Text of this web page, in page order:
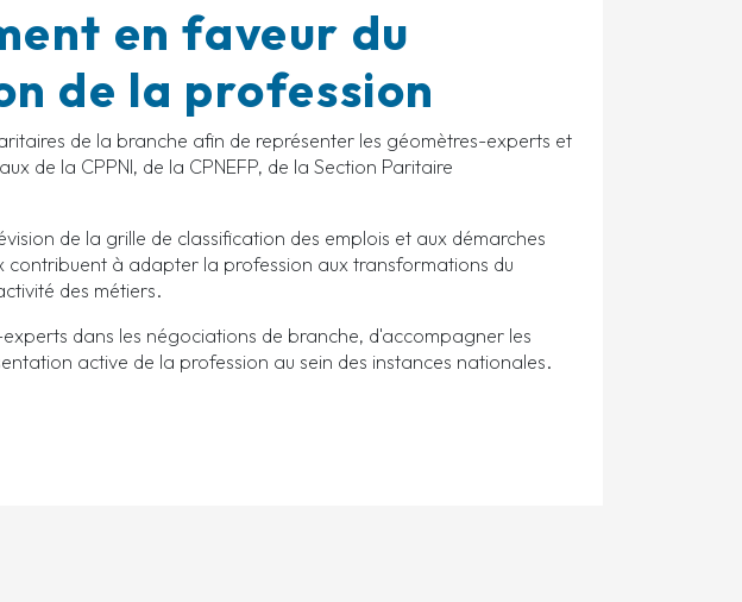
en faveur du
de la profession
de la branche afin de représenter les géomètres-experts et
de la CPPNI, de la CPNEFP, de la Section Paritaire
de la grille de classification des emplois et aux démarches
contribuent à adapter la profession aux transformations du
des métiers.
dans les négociations de branche, d'accompagner les
active de la profession au sein des instances nationales.